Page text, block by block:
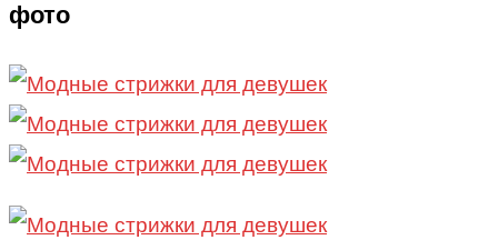
фото